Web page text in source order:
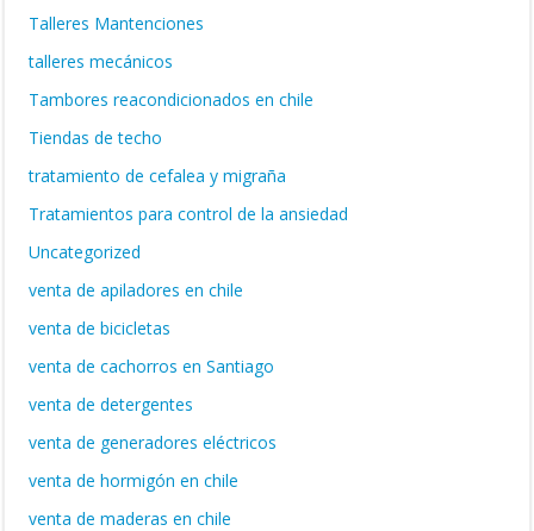
Talleres Mantenciones
talleres mecánicos
Tambores reacondicionados en chile
Tiendas de techo
tratamiento de cefalea y migraña
Tratamientos para control de la ansiedad
Uncategorized
venta de apiladores en chile
venta de bicicletas
venta de cachorros en Santiago
venta de detergentes
venta de generadores eléctricos
venta de hormigón en chile
venta de maderas en chile